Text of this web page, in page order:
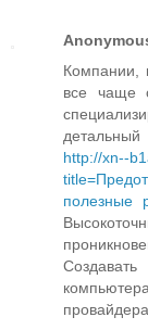
Компании,
все чаще
детальный
http://xn--
полезные